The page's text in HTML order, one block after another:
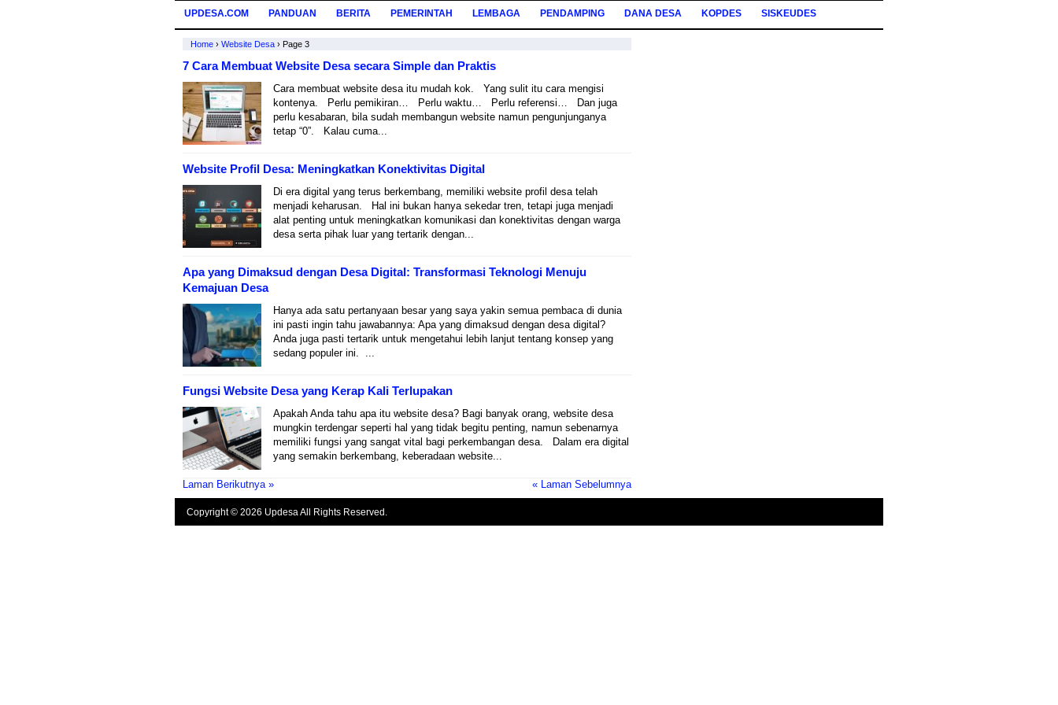
UPDESA.COM PANDUAN BERITA PEMERINTAH LEMBAGA PENDAMPING DANA DESA KOPDES SISKEUDES
Home › Website Desa › Page 3
7 Cara Membuat Website Desa secara Simple dan Praktis
Cara membuat website desa itu mudah kok. Yang sulit itu cara mengisi
kontenya. Perlu pemikiran… Perlu waktu… Perlu referensi… Dan juga
perlu kesabaran, bila sudah membangun website namun pengunjunganya
tetap “0”. Kalau cuma...
Website Profil Desa: Meningkatkan Konektivitas Digital
Di era digital yang terus berkembang, memiliki website profil desa telah
menjadi keharusan. Hal ini bukan hanya sekedar tren, tetapi juga menjadi
alat penting untuk meningkatkan komunikasi dan konektivitas dengan warga
desa serta pihak luar yang tertarik dengan...
Apa yang Dimaksud dengan Desa Digital: Transformasi Teknologi Menuju
Kemajuan Desa
Hanya ada satu pertanyaan besar yang saya yakin semua pembaca di dunia
ini pasti ingin tahu jawabannya: Apa yang dimaksud dengan desa digital?
Anda juga pasti tertarik untuk mengetahui lebih lanjut tentang konsep yang
sedang populer ini. ...
Fungsi Website Desa yang Kerap Kali Terlupakan
Apakah Anda tahu apa itu website desa? Bagi banyak orang, website desa
mungkin terdengar seperti hal yang tidak begitu penting, namun sebenarnya
memiliki fungsi yang sangat vital bagi perkembangan desa. Dalam era digital
yang semakin berkembang, keberadaan website...
Laman Berikutnya » « Laman Sebelumnya
Copyright © 2026 Updesa All Rights Reserved.